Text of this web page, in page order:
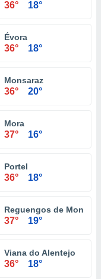
36° 18°
Évora
36° 18°
Monsaraz
36° 20°
Mora
37° 16°
Portel
36° 18°
Reguengos de
37° 19°
Viana do Alentejo
36° 18°